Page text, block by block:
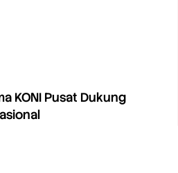
KONI Pusat Dukung